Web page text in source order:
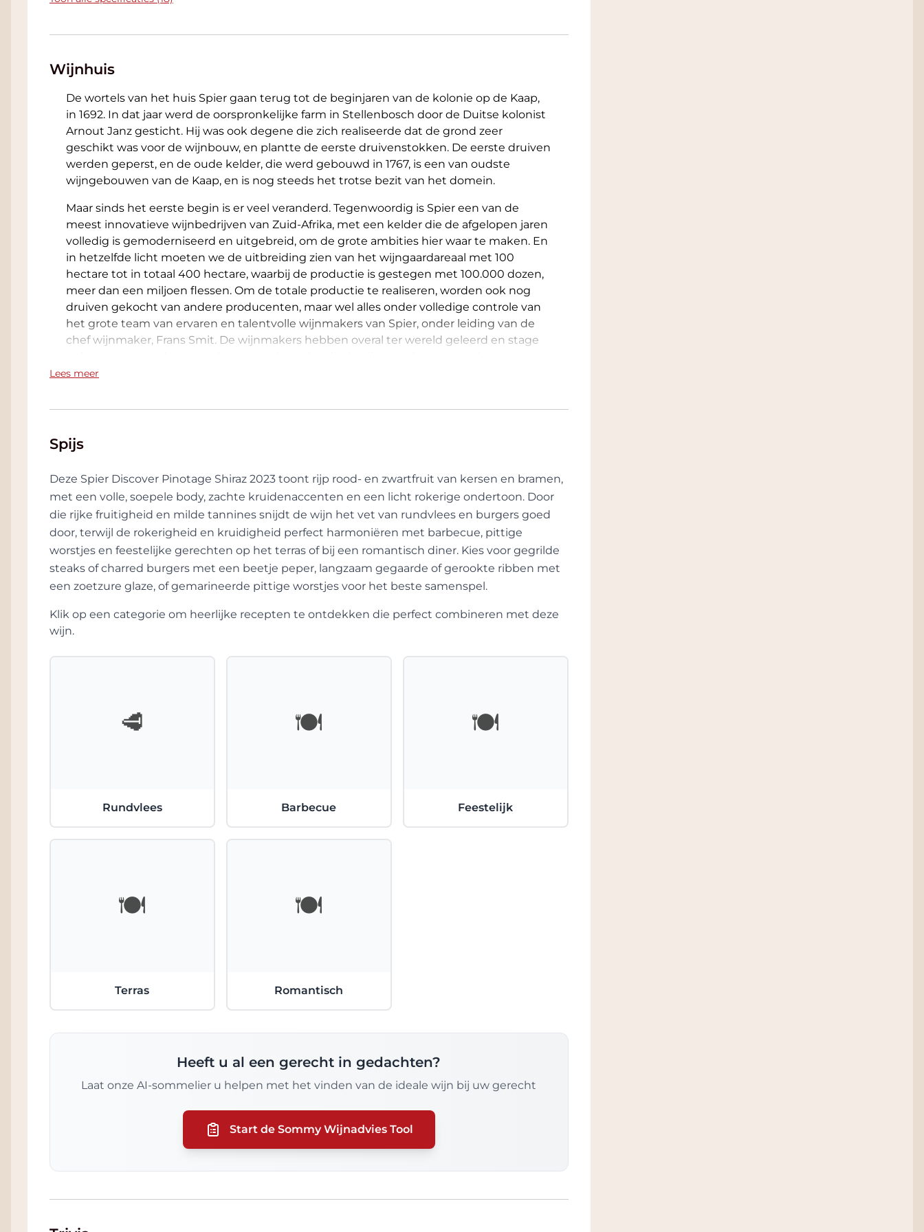
rode wijn. Heerlijk als stand-alone glas of bij de BBQ, bij pittige worstjes of bij een mooie
Wijnhuis
De wortels van het huis Spier gaan terug tot de beginjaren van de kolonie op de Kaap,
in 1692. In dat jaar werd de oorspronkelijke farm in Stellenbosch door de Duitse kolonist
Arnout Janz gesticht. Hij was ook degene die zich realiseerde dat de grond zeer
geschikt was voor de wijnbouw, en plantte de eerste druivenstokken. De eerste druiven
werden geperst, en de oude kelder, die werd gebouwd in 1767, is een van oudste
wijngebouwen van de Kaap, en is nog steeds het trotse bezit van het domein.
Maar sinds het eerste begin is er veel veranderd. Tegenwoordig is Spier een van de
meest innovatieve wijnbedrijven van Zuid-Afrika, met een kelder die de afgelopen jaren
volledig is gemoderniseerd en uitgebreid, om de grote ambities hier waar te maken. En
in hetzelfde licht moeten we de uitbreiding zien van het wijngaardareaal met 100
hectare tot in totaal 400 hectare, waarbij de productie is gestegen met 100.000 dozen,
meer dan een miljoen flessen. Om de totale productie te realiseren, worden ook nog
druiven gekocht van andere producenten, maar wel alles onder volledige controle van
het grote team van ervaren en talentvolle wijnmakers van Spier, onder leiding van de
chef wijnmaker, Frans Smit. De wijnmakers hebben overal ter wereld geleerd en stage
genieten van de wijnen van dit bedrijf. De wijnen onder het label ‘Discovery’ en ‘Colours’
fruit. Bij de wijnen in de Private Collection wordt vooral het terroir benadrukt. In de
winery zijn de afgelopen jaren miljoen geïnvesteerd om hem uit te brengen en hem
volledig aan te passen aan de eisen die het moderne wijnmaken stelt. In de
geklimatiseerde kelders bevinden zich 4500 vaten voor de rijping van de wijnen.
Wijnmaken is volgens de wijnmakers van Spier een kunst. De druiven voor de Classic
Range groeien in speciaal geselcteerde wijngaarden, geplukt bij optimale rijpheid en zo
gevinificeerd dat alle karakteristieken van de wijnen goed bewaard blijven. Lichte
houtrijping zorgt voor een elegante achtergrond naast de fruittonen. De druiven van de
Private Collection wijnen worden met de hand geselecteerd in de oude, single variety
Hierna vindt pas de definitieve selectie van de wijnen plaats, want alleen de beste
Daarnaast is er een bijzonder bezoekerscentrum gebouwd, waar de wijnen kunnen
Lees meer
Spijs
Deze Spier Discover Pinotage Shiraz 2023 toont rijp rood- en zwartfruit van kersen en bramen,
met een volle, soepele body, zachte kruidenaccenten en een licht rokerige ondertoon. Door
die rijke fruitigheid en milde tannines snijdt de wijn het vet van rundvlees en burgers goed
door, terwijl de rokerigheid en kruidigheid perfect harmoniëren met barbecue, pittige
worstjes en feestelijke gerechten op het terras of bij een romantisch diner. Kies voor gegrilde
steaks of charred burgers met een beetje peper, langzaam gegaarde of gerookte ribben met
een zoetzure glaze, of gemarineerde pittige worstjes voor het beste samenspel.
Klik op een categorie om heerlijke recepten te ontdekken die perfect combineren met deze
wijn.
🥩
Rundvlees
🍽️
Barbecue
🍽️
Feestelijk
🍽️
Terras
🍽️
Romantisch
Heeft u al een gerecht in gedachten?
Laat onze AI-sommelier u helpen met het vinden van de ideale wijn bij uw gerecht
Start de Sommy Wijnadvies Tool